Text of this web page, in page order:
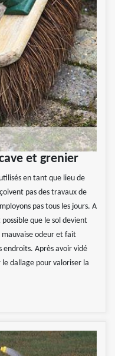
et grenier
en tant que lieu de
pas des travaux de
pas tous les jours. A
que le sol devient
mauvaise odeur et fait
endroits. Après avoir vidé
dallage pour valoriser la